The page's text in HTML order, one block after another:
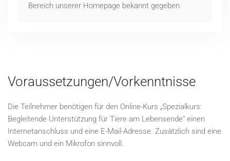
Bereich unserer Homepage bekannt gegeben.
Voraussetzungen/Vorkenntnisse
Die Teilnehmer benötigen für den Online-Kurs „Spezialkurs:
Begleitende Unterstützung für Tiere am Lebensende“ einen
Internetanschluss und eine E-Mail-Adresse. Zusätzlich sind eine
Webcam und ein Mikrofon sinnvoll.